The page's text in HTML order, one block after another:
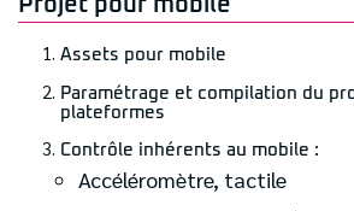
Assets pour mobile
Paramétrage et compilation du
plateformes
Contrôle inhérents au mobile :
Accéléromètre, tactile